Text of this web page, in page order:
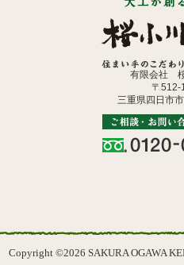
有限会社
〒512-
三重県四日市
Copyright ©2026 SAKURA OGAWA